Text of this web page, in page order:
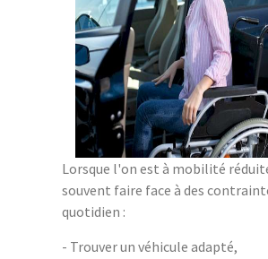
Lorsque l'on est à mobilité
souvent faire face à des
quotidien :
- Trouver un véhicule adapté,